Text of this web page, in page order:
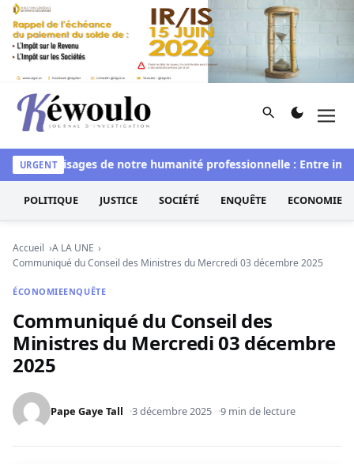
Aller au contenu
Kéwoulo, le premier site d'information et d'investigation
Rechercher
URGENT
visages de notre humanité professionnelle : Entre
POLITIQUE JUSTICE SOCIÉTÉ ENQUÊTE ECONOMIE
Accueil
A LA UNE
Communiqué du Conseil des Ministres du Mercredi 03 décembre 2025
ÉCONOMIEENQUÊTE
Communiqué du Conseil des
Ministres du Mercredi 03 décembre
2025
Pape Gaye Tall 3 décembre 2025 9 min de lecture